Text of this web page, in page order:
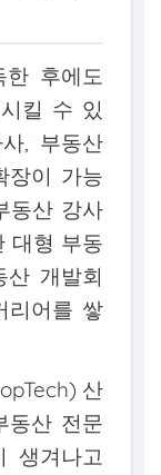
후에도
킬 수 있
, 부동산
장이 가능
동산 강사
대형 부동
산 개발회
리어를 쌓
산
동산 전문
생겨나고